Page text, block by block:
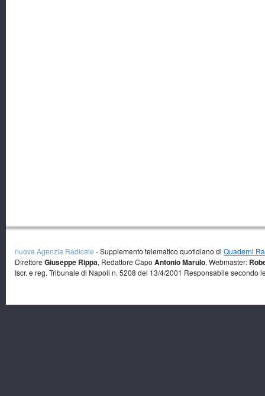
nuova Agenzia Radicale - Supplemento telematico quotidiano di Quaderni
Direttore Giuseppe Rippa, Redattore Capo Antonio Marulo, Webmaster:
Iscr. e reg. Tribunale di Napoli n. 5208 del 13/4/2001 Responsabile secondo